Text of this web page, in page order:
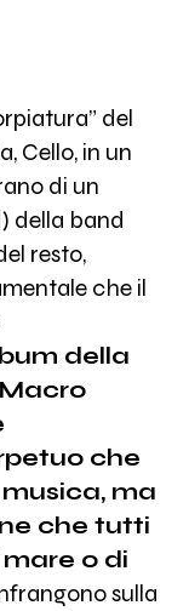
del
Cello, in un
di un
della band
resto,
che il
della
che
ma
che tutti
o di
sulla